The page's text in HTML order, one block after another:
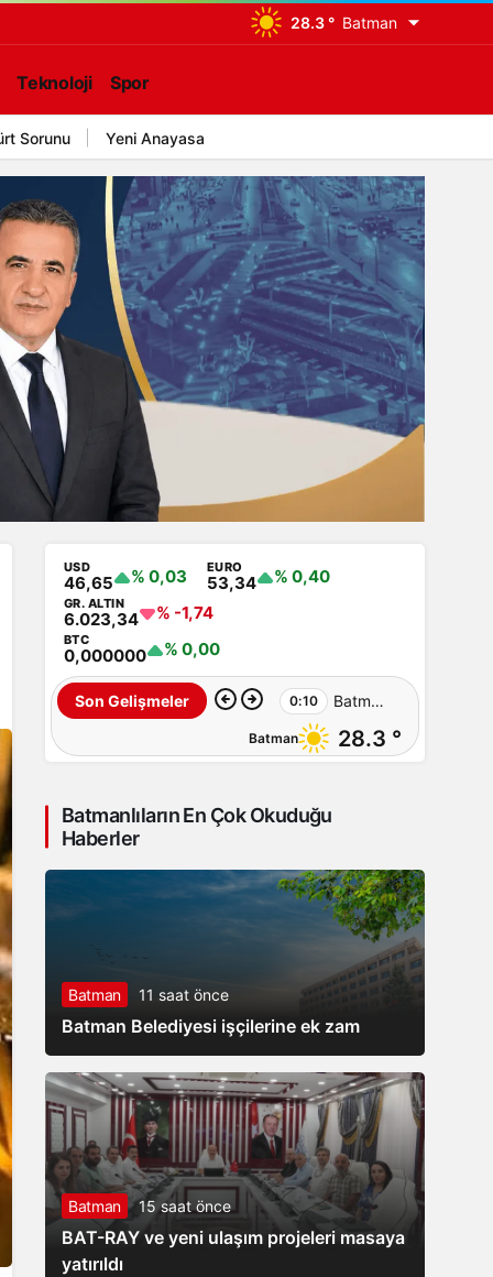
28.3 ° Batman
Teknoloji Spor
Sorunu Yeni Anayasa
USD
46,65 % 0,03 EURO
53,34 % 0,40
GR. ALTIN
6.023,34 % -1,74
BTC
0,000000 % 0,00
Son Gelişmeler 17:54 Mehmet
Sıddık
esnaf
birliği
görevi
Batman 28.3 °
Batmanlıların En Çok Okuduğu
Haberler
Batman 11 saat önce
Batman Belediyesi işçilerine ek zam
Batman 15 saat önce
BAT-RAY ve yeni ulaşım projeleri masaya
yatırıldı